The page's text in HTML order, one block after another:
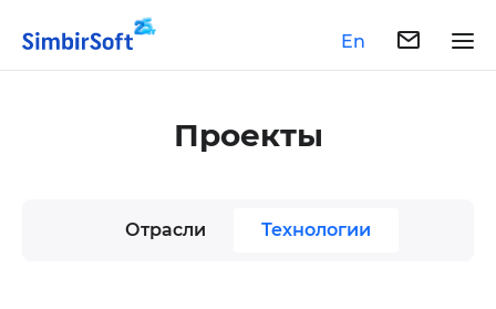
En
Проекты
Отрасли Технологии